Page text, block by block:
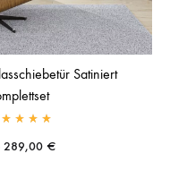
Satiniert
289,00 €